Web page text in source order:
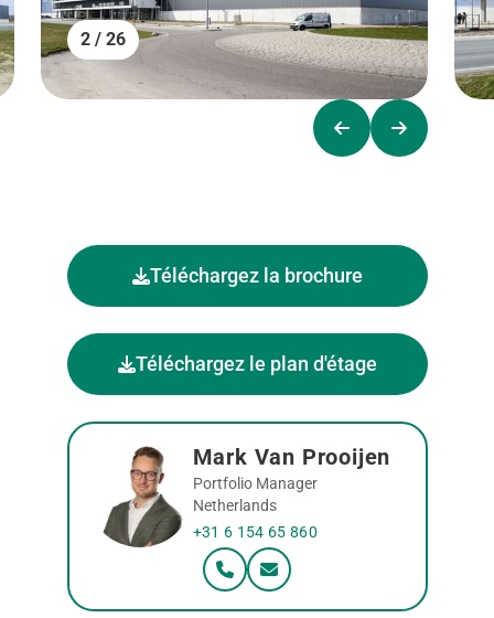
2 / 26
Téléchargez la brochure
Téléchargez le plan d'étage
Mark Van Prooijen
Portfolio Manager
Netherlands
+31 6 154 65 860